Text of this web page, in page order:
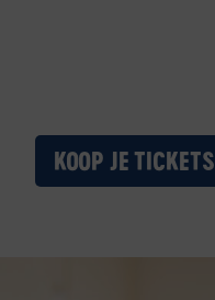
KOOP JE TICKETS